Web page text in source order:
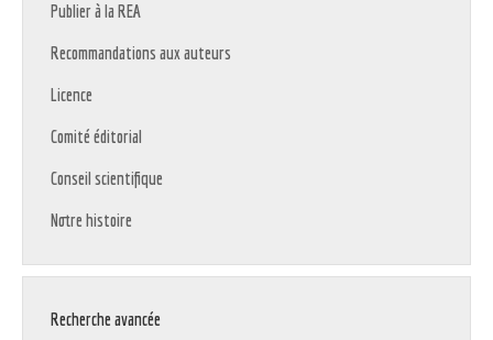
Publier à la REA
Recommandations aux auteurs
Licence
Comité éditorial
Conseil scientifique
Notre histoire
Recherche avancée